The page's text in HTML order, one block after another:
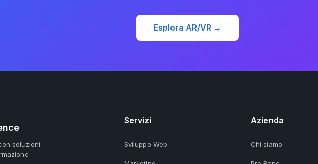
Esplora AR/VR →
soluzioni
Servizi
Sviluppo Web
Azienda
Chi siamo